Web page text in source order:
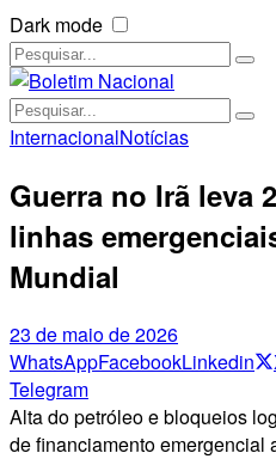
Dark mode
InternacionalNotícias
Guerra no Irã leva
linhas
Mundial
23 de maio de 2026
WhatsAppFacebookLinkedin
Telegram
Alta do petróleo e bloqueios
de financiamento emergencial